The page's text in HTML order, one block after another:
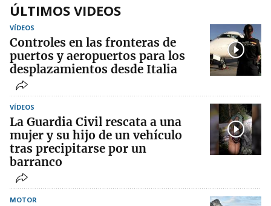
ÚLTIMOS VIDEOS
VÍDEOS
Controles en las fronteras de
puertos y aeropuertos para los
desplazamientos desde Italia
VÍDEOS
La Guardia Civil rescata a una
mujer y su hijo de un vehículo
tras precipitarse por un
barranco
MOTOR